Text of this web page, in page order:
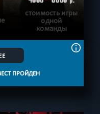
стоимость игры
одной
команды
ПРОЙДЕН